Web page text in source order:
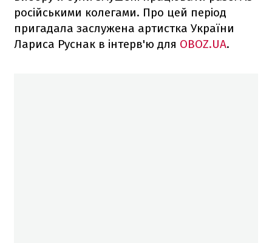
російськими колегами. Про цей період
пригадала заслужена артистка України
Лариса Руснак в інтерв'ю для OBOZ.UA.